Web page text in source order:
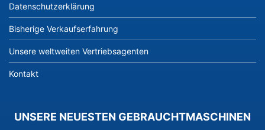
Datenschutzerklärung
Bisherige Verkaufserfahrung
Unsere weltweiten Vertriebsagenten
Kontakt
UNSERE NEUESTEN GEBRAUCHTMASCHINEN